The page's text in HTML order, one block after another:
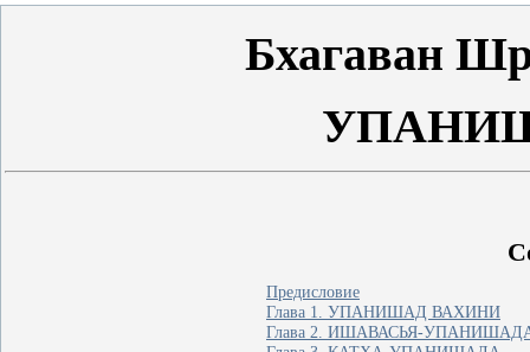
Бхагаван
Предисловие
Глава 1. УПАНИШАД ВАХИНИ
Глава 2. ИШАВАСЬЯ-